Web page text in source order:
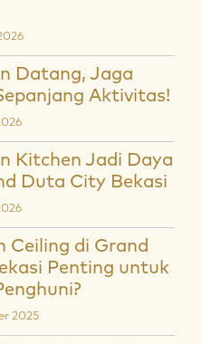
Datang, Jaga
Aktivitas!
Kitchen Jadi Daya
Duta City Bekasi
Ceiling di Grand
Penting untuk
2025